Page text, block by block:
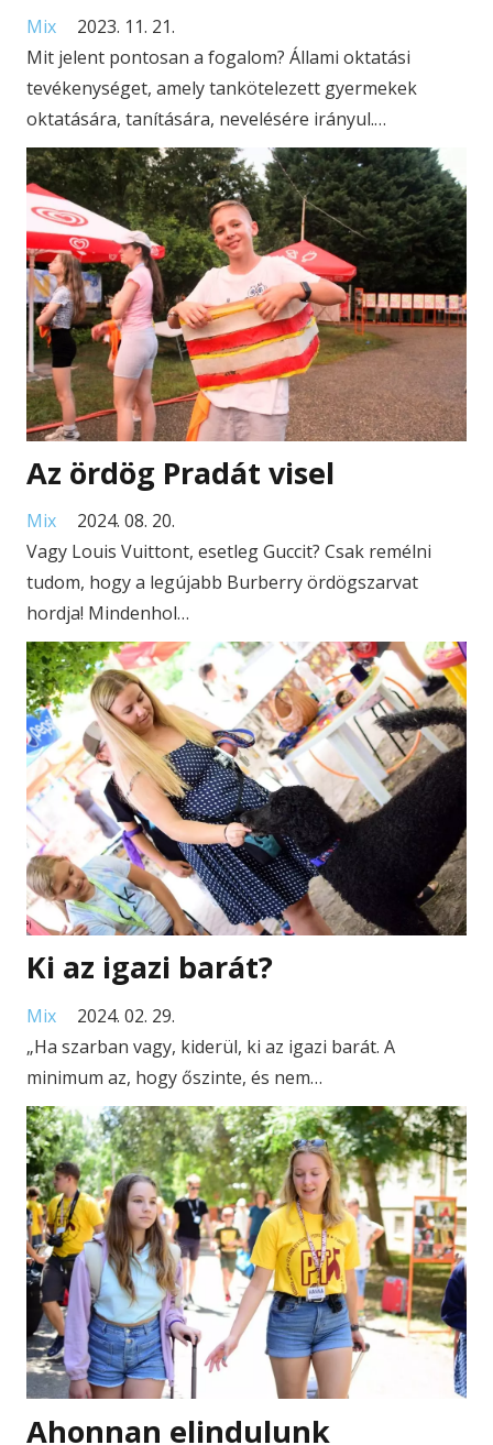
Mix
2023. 11. 21.
Mit jelent pontosan a fogalom? Állami oktatási
tevékenységet, amely tankötelezett gyermekek
oktatására, tanítására, nevelésére irányul.…
Az ördög Pradát visel
Mix
2024. 08. 20.
Vagy Louis Vuittont, esetleg Guccit? Csak remélni
tudom, hogy a legújabb Burberry ördögszarvat
hordja! Mindenhol…
Ki az igazi barát?
Mix
2024. 02. 29.
„Ha szarban vagy, kiderül, ki az igazi barát. A
minimum az, hogy őszinte, és nem…
Ahonnan elindulunk